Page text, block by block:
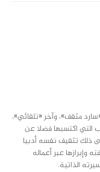
مثقف»، وآخر «تلقائي»،
التي اكتسبها فضلا عن
ذلك تثقيف نفسه أدبيا
عبر أعماله
الذاتية.